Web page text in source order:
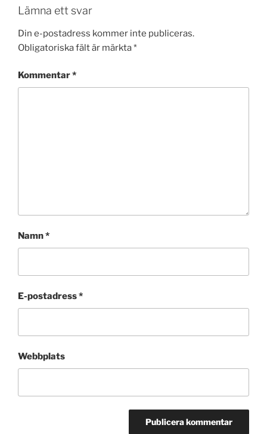
Lämna ett svar
Din e-postadress kommer inte publiceras.
Obligatoriska fält är märkta*
Kommentar*
Namn*
E-postadress*
Webbplats